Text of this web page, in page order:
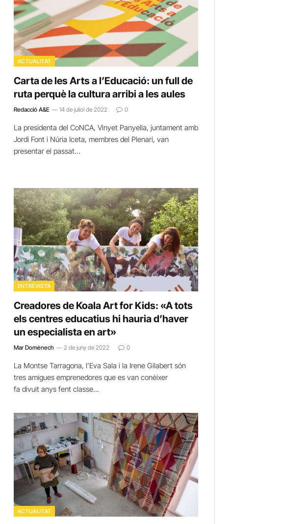
ACTUALITAT
Carta de les Arts a l’Educació: un full de
ruta perquè la cultura arribi a les aules
Redacció A&E 14 de juliol de 2022 0
La presidenta del CoNCA, Vinyet Panyella, juntament amb
Jordi Font i Núria Iceta, membres del Plenari, van
presentar el passat…
ENTREVISTA
Creadores de Koala Art for Kids: «A tots
els centres educatius hi hauria d’haver
un especialista en art»
Mar Domènech 2 de juny de 2022 0
La Montse Tarragona, l’Eva Sala i la Irene Gilabert són
tres amigues emprenedores que es van conèixer
fa divuit anys fent classe…
ACTUALITAT